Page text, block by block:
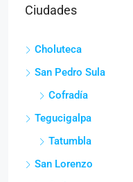
Choluteca
San Pedro Sula
Cofradía
Tegucigalpa
Tatumbla